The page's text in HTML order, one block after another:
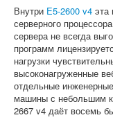
Внутри E5-2600 v4 эта
серверного
сервера не всегда
программ
нагрузки
высоконагруженные
отдельные
машины с небольшим
2667 v4 даёт восемь